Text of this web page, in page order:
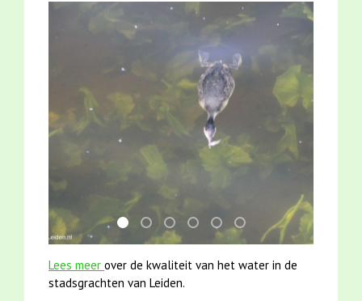
mei2021 watervogelmethode fuut met baars
jun2021 28 brasem en rietvoorns 4a
mei2021 1 snoekje elly
smoelenboek fifi en karper
karper met kattenklimtouw
jun2021 zaklv 5
Lees meer over de kwaliteit van het water in de
stadsgrachten van Leiden.